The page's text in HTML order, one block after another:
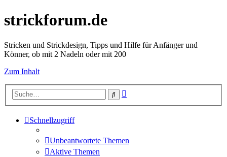
strickforum.de
Stricken und Strickdesign, Tipps und Hilfe für Anfänger und
Könner, ob mit 2 Nadeln oder mit 200
Zum Inhalt
Suche
Schnellzugriff
Unbeantwortete Themen
Aktive Themen